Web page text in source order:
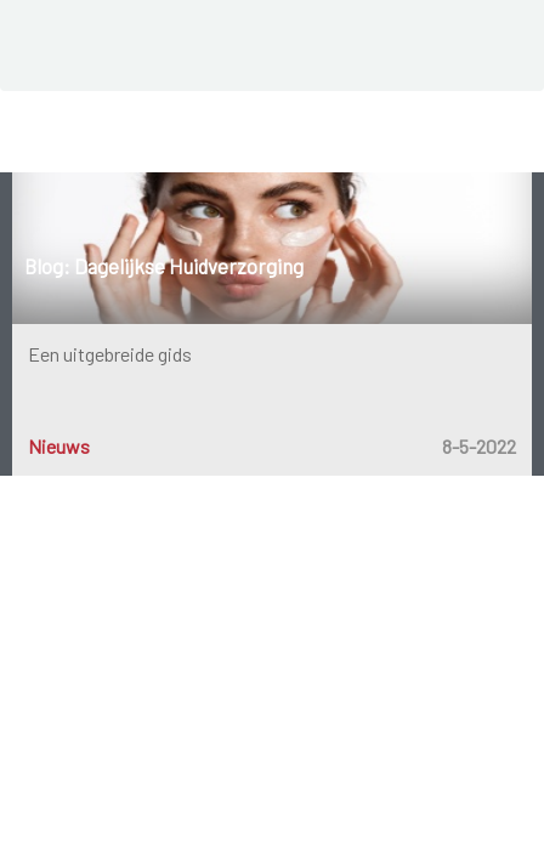
Blog: Dagelijkse Huidverzorging
Een uitgebreide gids
Nieuws 8-5-2022